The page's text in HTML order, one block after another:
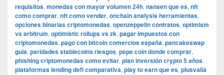
requisitos, monedas con mayor volumen 24h, nansen que es, nft
como comprar, nft como vender, onchain analysis herramientas,
opciones binarias criptomonedas, openzeppelin contratos, optimism
vs arbitrum, optimistic rollups vs zk, pagar impuestos con
criptomonedas, pago con bitcoin comercios españa, pancakeswap
guia, paridades stablecoins riesgos, pepe coin donde comprar,
phishing criptomonedas como evitar, plan inversión crypto 5 años,
plataformas lending defi comparativa, play to earn que es, plusvalía